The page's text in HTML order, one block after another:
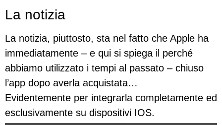
La notizia
La notizia, piuttosto, sta nel fatto che Apple ha
immediatamente – e qui si spiega il perché
abbiamo utilizzato i tempi al passato – chiuso
l’app dopo averla acquistata…
Evidentemente per integrarla completamente ed
esclusivamente su dispositivi IOS.